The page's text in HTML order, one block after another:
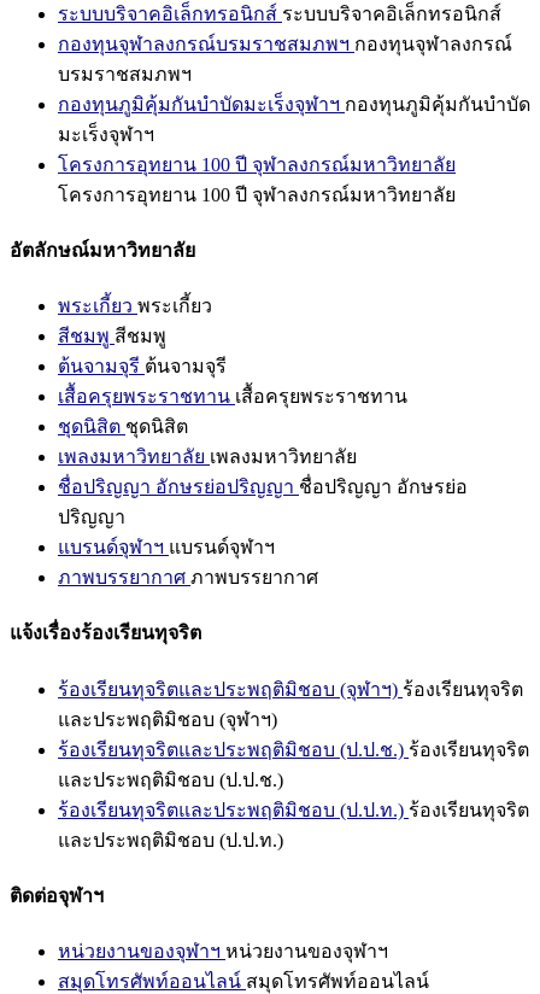
ระบบบริจาคอิเล็กทรอนิกส์ ระบบบริจาคอิเล็กทรอนิกส์
กองทุนจุฬาลงกรณ์บรมราชสมภพฯ กองทุนจุฬาลงกรณ์
บรมราชสมภพฯ
กองทุนภูมิคุ้มกันบำบัดมะเร็งจุฬาฯ กองทุนภูมิคุ้มกันบำบัด
มะเร็งจุฬาฯ
โครงการอุทยาน 100 ปี จุฬาลงกรณ์มหาวิทยาลัย
โครงการอุทยาน 100 ปี จุฬาลงกรณ์มหาวิทยาลัย
อัตลักษณ์มหาวิทยาลัย
พระเกี้ยว พระเกี้ยว
สีชมพู สีชมพู
ต้นจามจุรี ต้นจามจุรี
เสื้อครุยพระราชทาน เสื้อครุยพระราชทาน
ชุดนิสิต ชุดนิสิต
เพลงมหาวิทยาลัย เพลงมหาวิทยาลัย
ชื่อปริญญา อักษรย่อปริญญา ชื่อปริญญา อักษรย่อ
ปริญญา
แบรนด์จุฬาฯ แบรนด์จุฬาฯ
ภาพบรรยากาศ ภาพบรรยากาศ
แจ้งเรื่องร้องเรียนทุจริต
ร้องเรียนทุจริตและประพฤติมิชอบ (จุฬาฯ) ร้องเรียนทุจริต
และประพฤติมิชอบ (จุฬาฯ)
ร้องเรียนทุจริตและประพฤติมิชอบ (ป.ป.ช.) ร้องเรียนทุจริต
และประพฤติมิชอบ (ป.ป.ช.)
ร้องเรียนทุจริตและประพฤติมิชอบ (ป.ป.ท.) ร้องเรียนทุจริต
และประพฤติมิชอบ (ป.ป.ท.)
ติดต่อจุฬาฯ
หน่วยงานของจุฬาฯ หน่วยงานของจุฬาฯ
สมุดโทรศัพท์ออนไลน์ สมุดโทรศัพท์ออนไลน์